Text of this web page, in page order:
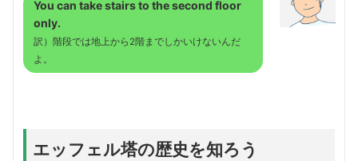
You can take stairs to the second floor
only.
訳）階段では地上から2階までしかいけないんだ
よ。
エッフェル塔の歴史を知ろう